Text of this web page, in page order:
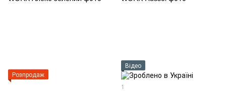
Розпродаж
Відео
1